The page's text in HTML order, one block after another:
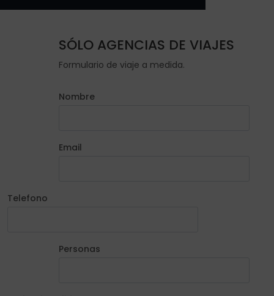
SÓLO AGENCIAS DE VIAJES
Formulario de viaje a medida.
Nombre
Email
Telefono
Personas